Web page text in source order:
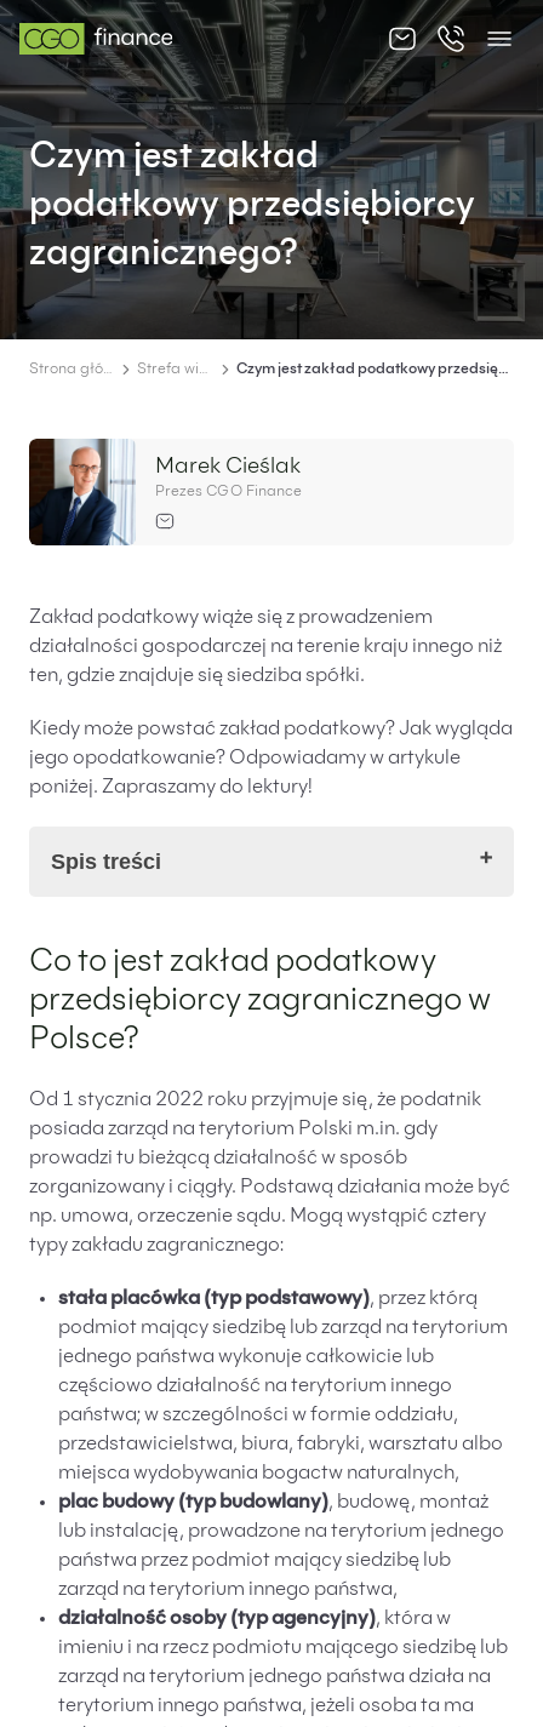
O nas
Oferta
Cennik
Strefa wiedzy
Kontakt
EN
Czym jest zakład
podatkowy przedsiębiorcy
zagranicznego?
Strona główna Strefa wiedzy Czym jest zakład podatkowy przedsiębiorcy zagranicznego?
Marek Cieślak
Prezes CGO Finance
Zakład podatkowy wiąże się z prowadzeniem
działalności gospodarczej na terenie kraju innego niż
ten, gdzie znajduje się siedziba spółki.
Kiedy może powstać zakład podatkowy? Jak wygląda
jego opodatkowanie? Odpowiadamy w artykule
poniżej. Zapraszamy do lektury!
Spis treści
zagranicznego w Polsce?
Powstanie zakładu podatkowego zagranicznego
przedsiębiorcy w Polsce
Zakres obowiązków zagranicznego przedsiębiorcy
Szczególny sposób opodatkowania zakładu
podatkowego typu budowlanego
Zakład podatkowy przedsiębiorcy zagranicznego
w Polsce – podsumowanie
Co to jest zakład podatkowy
przedsiębiorcy zagranicznego w
Polsce?
Od 1 stycznia 2022 roku przyjmuje się, że podatnik
posiada zarząd na terytorium Polski m.in. gdy
prowadzi tu bieżącą działalność w sposób
zorganizowany i ciągły. Podstawą działania może być
np. umowa, orzeczenie sądu. Mogą wystąpić cztery
typy zakładu zagranicznego:
stała placówka (typ podstawowy), przez którą
podmiot mający siedzibę lub zarząd na terytorium
jednego państwa wykonuje całkowicie lub
częściowo działalność na terytorium innego
państwa; w szczególności w formie oddziału,
przedstawicielstwa, biura, fabryki, warsztatu albo
miejsca wydobywania bogactw naturalnych,
plac budowy (typ budowlany), budowę, montaż
lub instalację, prowadzone na terytorium jednego
państwa przez podmiot mający siedzibę lub
zarząd na terytorium innego państwa,
działalność osoby (typ agencyjny), która w
imieniu i na rzecz podmiotu mającego siedzibę lub
zarząd na terytorium jednego państwa działa na
terytorium innego państwa, jeżeli osoba ta ma